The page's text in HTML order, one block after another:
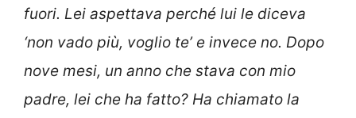
fuori. Lei aspettava perché lui le diceva
‘non vado più, voglio te’ e invece no. Dopo
nove mesi, un anno che stava con mio
padre, lei che ha fatto? Ha chiamato la